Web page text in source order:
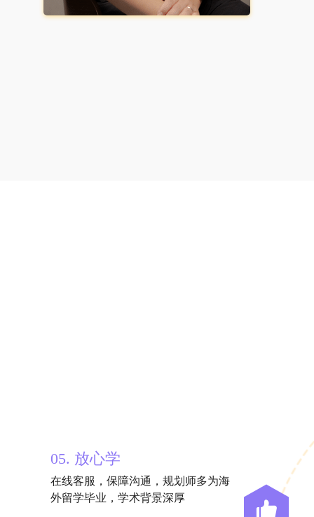
05. 放心学
在线客服，保障沟通，规划师多为海
外留学毕业，学术背景深厚